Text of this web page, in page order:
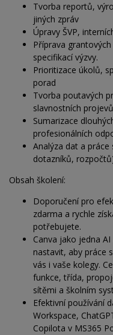
Tvorba reportů,
jiných zpráv
Úpravy ŠVP,
Příprava
specifikací výzvy.
Prioritizace úkolů,
porad
Tvorba poutavých
slavnostních
Sumarizace
profesionálních
Analýza dat a
dotazníků,
Obsah školení:
Doporučení pro
zdarma a rychle
potřebujete.
Canva jako jedna
nastavit, aby práce
vás i vaše kolegy.
funkce, třída,
sítěmi a školním
Efektivní používání
Workspace,
Copilota v MS365